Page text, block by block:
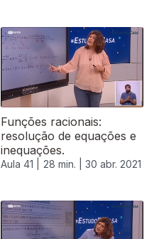
Funções racionais:
resolução de equações e
inequações.
Aula 41 | 28 min. | 30 abr. 2021